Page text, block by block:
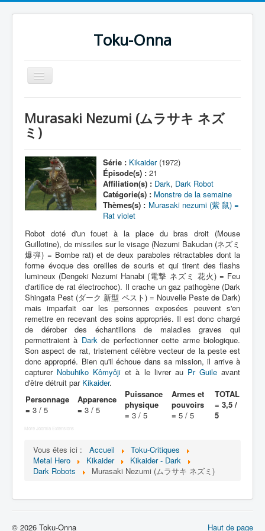
Toku-Onna
Basculer
la
Toku-Actrices
Séries
Films
COSAA
Artiste Asperger
Lexique
Jinzô ningen Kikaider (人造 人間
キカイダー) = Androïde Kikaider
Série
Personnages
Mechas
Lieux
Chronologie
Références
Murasaki Nezumi (ムラサキ ネズ
ミ)
Série : Kikaider(1972)
Épisode(s) : 21
Affiliation(s) : Dark, Dark Robot
Catégorie(s) : Monstre de la semaine
Thèmes(s) : Murasaki nezumi (紫 鼠) =
Rat violet
Robot doté d'un fouet à la place du bras droit (Mouse
Guillotine), de missiles sur le visage (Nezumi Bakudan (ネズミ
爆弾) = Bombe rat) et de deux paraboles rétractables dont la
forme évoque des oreilles de souris et qui tirent des flashs
lumineux (Dengeki Nezumi Hanabi (電撃 ネズミ 花火) = Feu
d'artifice de rat électrochoc). Il crache un gaz pathogène (Dark
Shingata Pest (ダーク 新型 ペスト) = Nouvelle Peste de Dark)
mais imparfait car les personnes exposées peuvent s'en
remettre en recevant des soins appropriés. Il est donc chargé
de dérober des échantillons de maladies graves qui
permettraient à Darkde perfectionner cette arme biologique.
Son aspect de rat, tristement célèbre vecteur de la peste est
donc approprié. Bien qu'il échoue dans sa mission, il arrive à
capturer Nobuhiko Kômyôji et à le livrer au Pr Guileavant
d'être détruit par Kikaider.
Personnage
= 3 / 5
Apparence
= 3 / 5
Puissance
physique
= 3 / 5
Armes et
pouvoirs
= 5 / 5
TOTAL
= 3,5 /
5
More Joomla Extensions
Vous êtes ici : Accueil
Toku-Critiques
Metal Hero
Kikaider
Kikaider - Dark
Dark Robots
Murasaki Nezumi (ムラサキ ネズミ)
Haut de page
© 2026 Toku-Onna